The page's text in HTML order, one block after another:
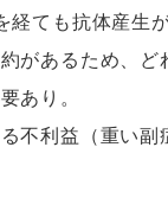
ても抗体産生
があるため、
あり。
不利益（重い副